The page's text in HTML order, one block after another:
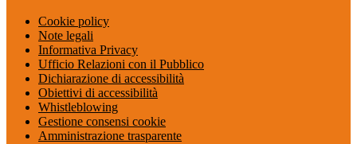
Cookie policy
Note legali
Informativa Privacy
Ufficio Relazioni con il Pubblico
Dichiarazione di accessibilità
Obiettivi di accessibilità
Whistleblowing
Gestione consensi cookie
Amministrazione trasparente